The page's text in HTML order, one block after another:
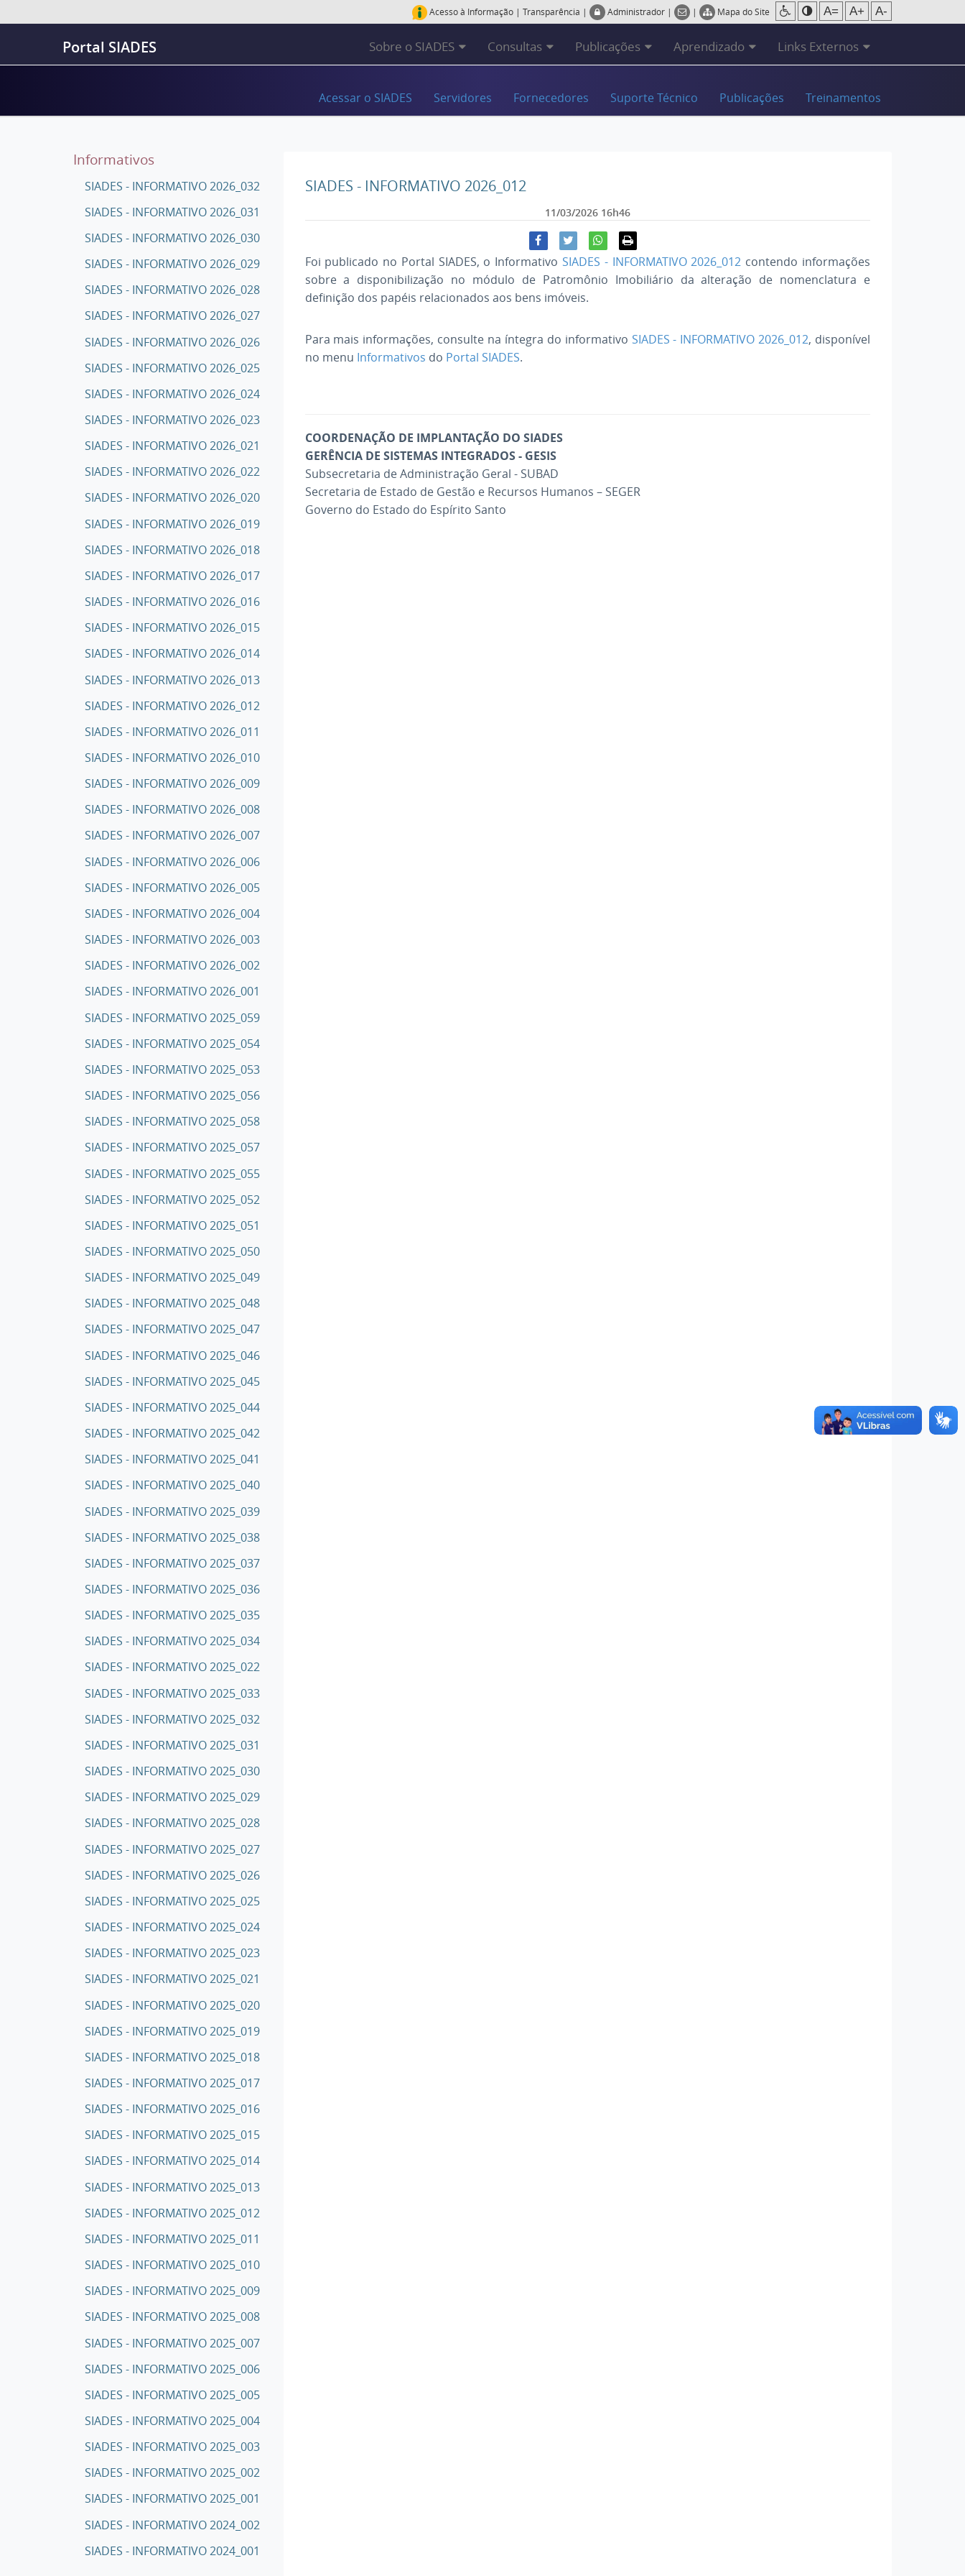
Acesso à Informação | Transparência | Administrador | | Mapa do Site A= A+ A-
Portal SIADES Sobre o SIADES Consultas Publicações Aprendizado Links Externos
Acessar o SIADES Servidores Fornecedores Suporte Técnico Publicações Treinamentos
Informativos
SIADES - INFORMATIVO 2026_032
SIADES - INFORMATIVO 2026_031
SIADES - INFORMATIVO 2026_030
SIADES - INFORMATIVO 2026_029
SIADES - INFORMATIVO 2026_028
SIADES - INFORMATIVO 2026_027
SIADES - INFORMATIVO 2026_026
SIADES - INFORMATIVO 2026_025
SIADES - INFORMATIVO 2026_024
SIADES - INFORMATIVO 2026_023
SIADES - INFORMATIVO 2026_021
SIADES - INFORMATIVO 2026_022
SIADES - INFORMATIVO 2026_020
SIADES - INFORMATIVO 2026_019
SIADES - INFORMATIVO 2026_018
SIADES - INFORMATIVO 2026_017
SIADES - INFORMATIVO 2026_016
SIADES - INFORMATIVO 2026_015
SIADES - INFORMATIVO 2026_014
SIADES - INFORMATIVO 2026_013
SIADES - INFORMATIVO 2026_012
SIADES - INFORMATIVO 2026_011
SIADES - INFORMATIVO 2026_010
SIADES - INFORMATIVO 2026_009
SIADES - INFORMATIVO 2026_008
SIADES - INFORMATIVO 2026_007
SIADES - INFORMATIVO 2026_006
SIADES - INFORMATIVO 2026_005
SIADES - INFORMATIVO 2026_004
SIADES - INFORMATIVO 2026_003
SIADES - INFORMATIVO 2026_002
SIADES - INFORMATIVO 2026_001
SIADES - INFORMATIVO 2025_059
SIADES - INFORMATIVO 2025_054
SIADES - INFORMATIVO 2025_053
SIADES - INFORMATIVO 2025_056
SIADES - INFORMATIVO 2025_058
SIADES - INFORMATIVO 2025_057
SIADES - INFORMATIVO 2025_055
SIADES - INFORMATIVO 2025_052
SIADES - INFORMATIVO 2025_051
SIADES - INFORMATIVO 2025_050
SIADES - INFORMATIVO 2025_049
SIADES - INFORMATIVO 2025_048
SIADES - INFORMATIVO 2025_047
SIADES - INFORMATIVO 2025_046
SIADES - INFORMATIVO 2025_045
SIADES - INFORMATIVO 2025_044
SIADES - INFORMATIVO 2025_042
SIADES - INFORMATIVO 2025_041
SIADES - INFORMATIVO 2025_040
SIADES - INFORMATIVO 2025_039
SIADES - INFORMATIVO 2025_038
SIADES - INFORMATIVO 2025_037
SIADES - INFORMATIVO 2025_036
SIADES - INFORMATIVO 2025_035
SIADES - INFORMATIVO 2025_034
SIADES - INFORMATIVO 2025_022
SIADES - INFORMATIVO 2025_033
SIADES - INFORMATIVO 2025_032
SIADES - INFORMATIVO 2025_031
SIADES - INFORMATIVO 2025_030
SIADES - INFORMATIVO 2025_029
SIADES - INFORMATIVO 2025_028
SIADES - INFORMATIVO 2025_027
SIADES - INFORMATIVO 2025_026
SIADES - INFORMATIVO 2025_025
SIADES - INFORMATIVO 2025_024
SIADES - INFORMATIVO 2025_023
SIADES - INFORMATIVO 2025_021
SIADES - INFORMATIVO 2025_020
SIADES - INFORMATIVO 2025_019
SIADES - INFORMATIVO 2025_018
SIADES - INFORMATIVO 2025_017
SIADES - INFORMATIVO 2025_016
SIADES - INFORMATIVO 2025_015
SIADES - INFORMATIVO 2025_014
SIADES - INFORMATIVO 2025_013
SIADES - INFORMATIVO 2025_012
SIADES - INFORMATIVO 2025_011
SIADES - INFORMATIVO 2025_010
SIADES - INFORMATIVO 2025_009
SIADES - INFORMATIVO 2025_008
SIADES - INFORMATIVO 2025_007
SIADES - INFORMATIVO 2025_006
SIADES - INFORMATIVO 2025_005
SIADES - INFORMATIVO 2025_004
SIADES - INFORMATIVO 2025_003
SIADES - INFORMATIVO 2025_002
SIADES - INFORMATIVO 2025_001
SIADES - INFORMATIVO 2024_002
SIADES - INFORMATIVO 2024_001
SIADES - INFORMATIVO 2026_012
11/03/2026 16h46
Foi publicado no Portal SIADES, o Informativo SIADES - INFORMATIVO 2026_012 contendo informações
sobre a disponibilização no módulo de Patromônio Imobiliário da alteração de nomenclatura e
definição dos papéis relacionados aos bens imóveis.
Para mais informações, consulte na íntegra do informativo SIADES - INFORMATIVO 2026_012, disponível
no menu Informativos do Portal SIADES.
COORDENAÇÃO DE IMPLANTAÇÃO DO SIADES
GERÊNCIA DE SISTEMAS INTEGRADOS - GESIS
Subsecretaria de Administração Geral - SUBAD
Secretaria de Estado de Gestão e Recursos Humanos – SEGER
Governo do Estado do Espírito Santo